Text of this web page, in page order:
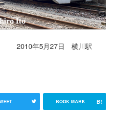
） 2010年5月27日 横川駅
BOOK MARK B!